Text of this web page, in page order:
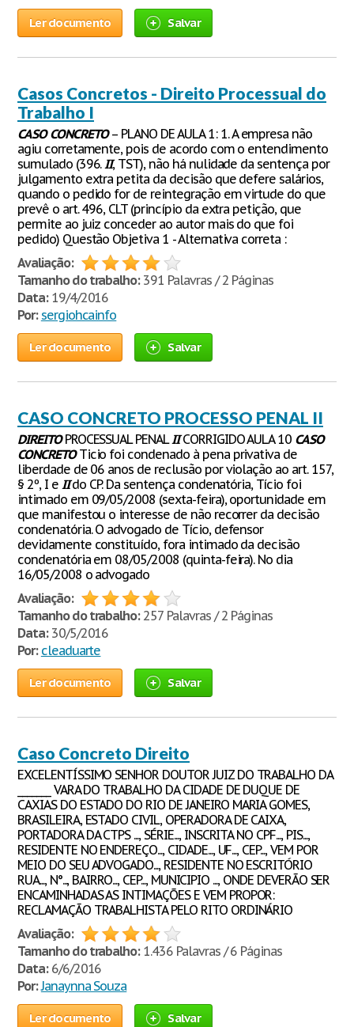
Ler documento Salvar
Casos Concretos - Direito Processual do
Trabalho I
CASO CONCRETO– PLANO DE AULA 1: 1. A empresa não
agiu corretamente, pois de acordo com o entendimento
sumulado (396.II, TST), não há nulidade da sentença por
julgamento extra petita da decisão que defere salários,
quando o pedido for de reintegração em virtude do que
prevê o art. 496, CLT (princípio da extra petição, que
permite ao juiz conceder ao autor mais do que foi
pedido) Questão Objetiva 1 - Alternativa correta :
Avaliação:
Tamanho do trabalho:391 Palavras / 2 Páginas
Data:19/4/2016
Por: sergiohcainfo
Ler documento Salvar
CASO CONCRETO PROCESSO PENAL II
DIREITOPROCESSUAL PENALIICORRIGIDO AULA 10 CASO
CONCRETOTicio foi condenado à pena privativa de
liberdade de 06 anos de reclusão por violação ao art. 157,
§ 2º, I e IIdo CP. Da sentença condenatória, Tício foi
intimado em 09/05/2008 (sexta-feira), oportunidade em
que manifestou o interesse de não recorrer da decisão
condenatória. O advogado de Tício, defensor
devidamente constituído, fora intimado da decisão
condenatória em 08/05/2008 (quinta-feira). No dia
16/05/2008 o advogado
Avaliação:
Tamanho do trabalho:257 Palavras / 2 Páginas
Data:30/5/2016
Por: cleaduarte
Ler documento Salvar
Caso Concreto Direito
EXCELENTÍSSIMO SENHOR DOUTOR JUIZ DO TRABALHO DA
_______ VARA DO TRABALHO DA CIDADE DE DUQUE DE
CAXIAS DO ESTADO DO RIO DE JANEIRO MARIA GOMES,
BRASILEIRA, ESTADO CIVIL, OPERADORA DE CAIXA,
PORTADORA DA CTPS ..., SÉRIE..., INSCRITA NO CPF..., PIS...,
RESIDENTE NO ENDEREÇO..., CIDADE..., UF..., CEP..., VEM POR
MEIO DO SEU ADVOGADO..., RESIDENTE NO ESCRITÓRIO
RUA..., N°..., BAIRRO..., CEP..., MUNICIPIO ..., ONDE DEVERÃO SER
ENCAMINHADAS AS INTIMAÇÕES E VEM PROPOR:
RECLAMAÇÃO TRABALHISTA PELO RITO ORDINÁRIO
Avaliação:
Tamanho do trabalho:1.436 Palavras / 6 Páginas
Data:6/6/2016
Por:Janaynna Souza
Ler documento Salvar